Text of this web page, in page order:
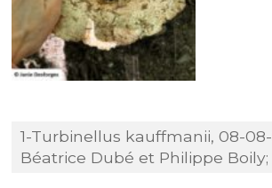
1-Turbinellus kauffmanii, 08-08-
Béatrice Dubé et Philippe Boily;